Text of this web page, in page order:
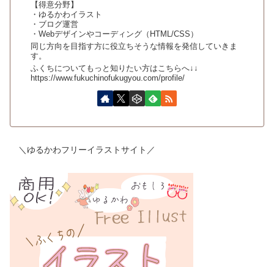
【得意分野】
・ゆるかわイラスト
・ブログ運営
・Webデザインやコーディング（HTML/CSS）
同じ方向を目指す方に役立ちそうな情報を発信していきま
す。
ふくちについてもっと知りたい方はこちらへ↓↓
https://www.fukuchinofukugyou.com/profile/
＼ゆるかわフリーイラストサイト／